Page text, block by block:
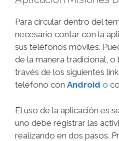
Para circular dentro del
necesario contar con la
sus teléfonos móviles.
de la manera tradicional, o
través de los siguientes
teléfono con Android o
El uso de la aplicación es
uno debe registrar las
realizando en dos pasos.